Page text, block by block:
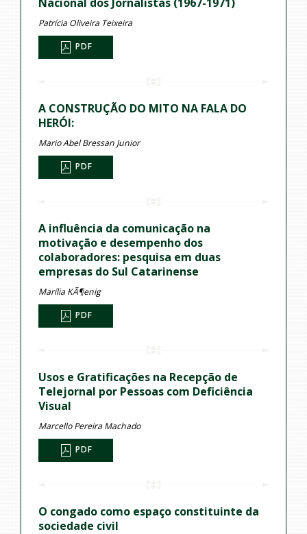
Patrícia Oliveira Teixeira
PDF
A CONSTRUÇÃO DO MITO NA FALA DO
HERÓI:
Mario Abel Bressan Junior
PDF
A influência da comunicação na
motivação e desempenho dos
colaboradores: pesquisa em duas
empresas do Sul Catarinense
Marília KÃ¶enig
PDF
Usos e Gratificações na Recepção de
Telejornal por Pessoas com Deficiência
Visual
Marcello Pereira Machado
PDF
O congado como espaço constituinte da
sociedade civil